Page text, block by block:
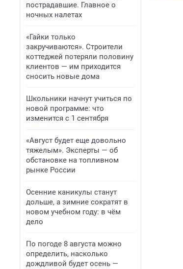
пострадавшие. Главное о
ночных налетах
«Гайки только
закручиваются». Строители
коттеджей потеряли половину
клиентов — им приходится
сносить новые дома
Школьники начнут учиться по
новой программе: что
изменится с 1 сентября
«Август будет еще довольно
тяжелым». Эксперты — об
обстановке на топливном
рынке России
Осенние каникулы станут
дольше, а зимние сократят в
новом учебном году: в чём
дело
По погоде 8 августа можно
определить, насколько
дождливой будет осень —